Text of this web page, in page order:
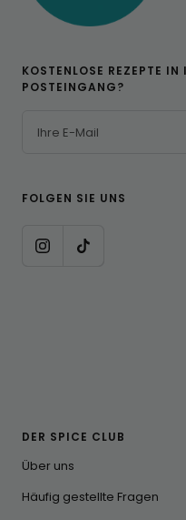
KOSTENLOSE REZEPTE IN
POSTEINGANG?
Ihre E-Mail
FOLGEN SIE UNS
DER SPICE CLUB
Über uns
Häufig gestellte Fragen